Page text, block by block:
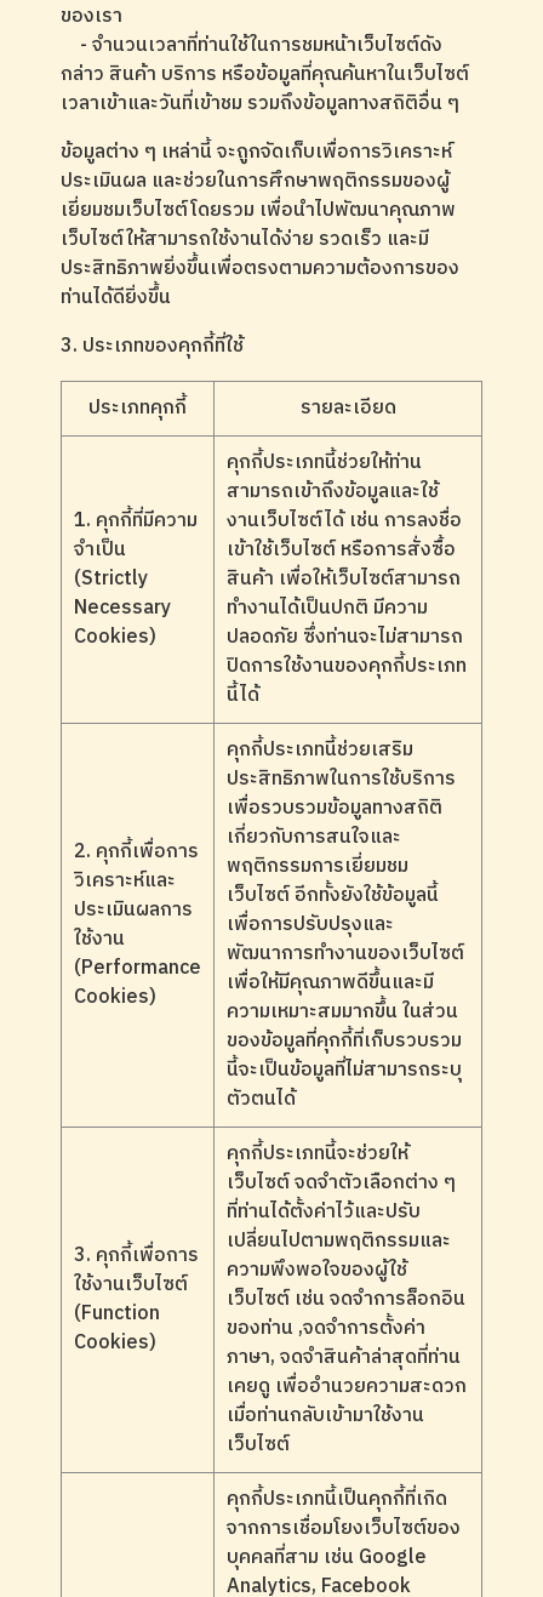
ของเรา
- จำนวนเวลาที่ท่านใช้ในการชมหน้าเว็บไซต์ดัง
กล่าว สินค้า บริการ หรือข้อมูลที่คุณค้นหาในเว็บไซต์
เวลาเข้าและวันที่เข้าชม รวมถึงข้อมูลทางสถิติอื่น ๆ
ข้อมูลต่าง ๆ เหล่านี้ จะถูกจัดเก็บเพื่อการวิเคราะห์
ประเมินผล และช่วยในการศึกษาพฤติกรรมของผู้
เยี่ยมชมเว็บไซต์โดยรวม เพื่อนำไปพัฒนาคุณภาพ
เว็บไซต์ให้สามารถใช้งานได้ง่าย รวดเร็ว และมี
ประสิทธิภาพยิ่งขึ้นเพื่อตรงตามความต้องการของ
ท่านได้ดียิ่งขึ้น
3. ประเภทของคุกกี้ที่ใช้
ประเภทคุกกี้
รายละเอียด
1. คุกกี้ที่มีความ
จำเป็น
(Strictly
Necessary
Cookies)
คุกกี้ประเภทนี้ช่วยให้ท่าน
สามารถเข้าถึงข้อมูลและใช้
งานเว็บไซต์ได้ เช่น การลงชื่อ
เข้าใช้เว็บไซต์ หรือการสั่งซื้อ
สินค้า เพื่อให้เว็บไซต์สามารถ
ทำงานได้เป็นปกติ มีความ
ปลอดภัย ซึ่งท่านจะไม่สามารถ
ปิดการใช้งานของคุกกี้ประเภท
นี้ได้
2. คุกกี้เพื่อการ
วิเคราะห์และ
ประเมินผลการ
ใช้งาน
(Performance
Cookies)
คุกกี้ประเภทนี้ช่วยเสริม
ประสิทธิภาพในการใช้บริการ
เพื่อรวบรวมข้อมูลทางสถิติ
เกี่ยวกับการสนใจและ
พฤติกรรมการเยี่ยมชม
เว็บไซต์ อีกทั้งยังใช้ข้อมูลนี้
เพื่อการปรับปรุงและ
พัฒนาการทำงานของเว็บไซต์
เพื่อให้มีคุณภาพดีขึ้นและมี
ความเหมาะสมมากขึ้น ในส่วน
ของข้อมูลที่คุกกี้ที่เก็บรวบรวม
นี้จะเป็นข้อมูลที่ไม่สามารถระบุ
ตัวตนได้
3. คุกกี้เพื่อการ
ใช้งานเว็บไซต์
(Function
Cookies)
คุกกี้ประเภทนี้จะช่วยให้
เว็บไซต์ จดจำตัวเลือกต่าง ๆ
ที่ท่านได้ตั้งค่าไว้และปรับ
เปลี่ยนไปตามพฤติกรรมและ
ความพึงพอใจของผู้ใช้
เว็บไซต์ เช่น จดจำการล็อกอิน
ของท่าน ,จดจำการตั้งค่า
ภาษา, จดจำสินค้าล่าสุดที่ท่าน
เคยดู เพื่ออำนวยความสะดวก
เมื่อท่านกลับเข้ามาใช้งาน
เว็บไซต์
คุกกี้ประเภทนี้เป็นคุกกี้ที่เกิด
จากการเชื่อมโยงเว็บไซต์ของ
บุคคลที่สาม เช่น Google
Analytics, Facebook